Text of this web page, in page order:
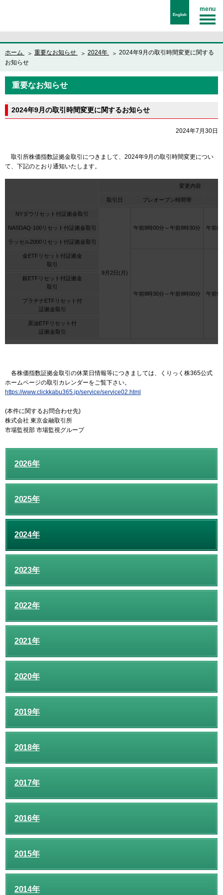
English
ホーム 重要なお知らせ 2024年
2024年9月の取引時間変更に関する
お知らせ
重要なお知らせ
2024年9月の取引時間変更に関するお知らせ
2024年7月30日
取引所株価指数証拠金取引につきまして、2024年9月の取引時間変更につい
て、下記のとおり通知いたします。
変更内容
取引日 プレオープン時間帯
NYダウリセット付証拠金取引
9月2日(月)
午前8時00分～午前8時30分 午前8
NASDAQ-100リセット付証拠金取引
ラッセル2000リセット付証拠金取引
金ETFリセット付証拠金
取引
午前8時30分～午前9時00分 午前9
銀ETFリセット付証拠金
取引
プラチナETFリセット付
証拠金取引
原油ETFリセット付
証拠金取引
各株価指数証拠金取引の休業日情報等につきましては、くりっく株365公式
ホームページの取引カレンダーをご覧下さい。
https://www.clickkabu365.jp/service/service02.html
(本件に関するお問合わせ先)
株式会社 東京金融取引所
市場監視部 市場監視グループ
2026年
2025年
2024年
2023年
2022年
2021年
2020年
2019年
2018年
2017年
2016年
2015年
2014年
menu